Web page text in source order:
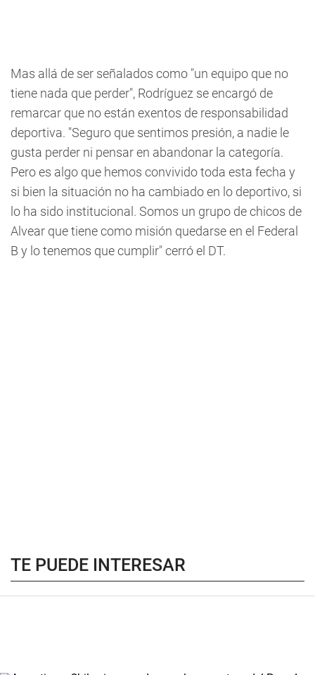
Mas allá de ser señalados como "un equipo que no
tiene nada que perder", Rodríguez se encargó de
remarcar que no están exentos de responsabilidad
deportiva. "Seguro que sentimos presión, a nadie le
gusta perder ni pensar en abandonar la categoría.
Pero es algo que hemos convivido toda esta fecha y
si bien la situación no ha cambiado en lo deportivo, si
lo ha sido institucional. Somos un grupo de chicos de
Alvear que tiene como misión quedarse en el Federal
B y lo tenemos que cumplir" cerró el DT.
TE PUEDE INTERESAR